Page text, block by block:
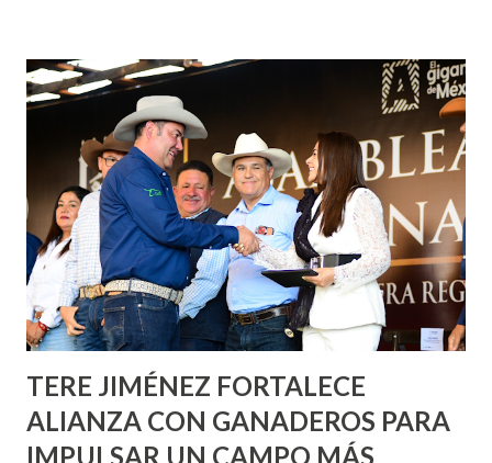
Corazón Urbano y el Municipio capital. Leo Montañez
informó que en este programa se usarán cerca de 90 mil
metros cuadrados de pintura, para dar inicio en la calle
Nieto, entre Jesús F. Elizondo y la calle 22 de Octubre, con
lo que se aplicará pintura en 66 casas. Posteriormente se
llevará este programa a Villas de Nuestra Señora de la
Asunción, Avenida Alameda y Decreto 27 de Septiembre, en
los edificios FOVISSSTE Ojo de Agua, en la comunidad
Norias de Paso Hondo y en los edificios de...
TERE JIMÉNEZ FORTALECE
ALIANZA CON GANADEROS PARA
IMPULSAR UN CAMPO MÁS